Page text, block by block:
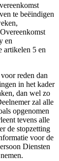
te beëindigen
en
artikelen 5 en
reden dan
in het kader
dan wel zo
zal alle
opgenomen
tevens alle
de stopzetting
voor de
Diensten